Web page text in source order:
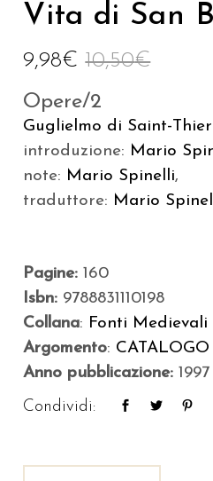
Vita di San
10,50€
9,98€
Opere/2
Guglielmo di Saint-
introduzione: Mario
note: Mario Spinelli,
traduttore: Mario
Pagine:160
Isbn: 9788831110198
Collana: Fonti Medievali
Argomento:
Anno pubblicazione:1997
Condividi: